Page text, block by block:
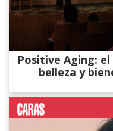
Positive Aging:
belleza y